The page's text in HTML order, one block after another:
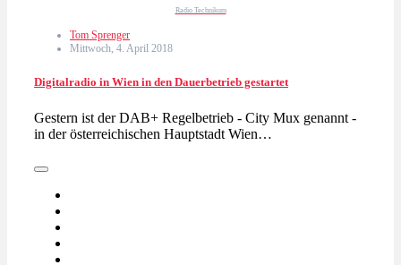
Radio Technikum
Tom Sprenger
Mittwoch, 4. April 2018
Digitalradio in Wien in den Dauerbetrieb gestartet
Gestern ist der DAB+ Regelbetrieb - City Mux genannt -
in der österreichischen Hauptstadt Wien…